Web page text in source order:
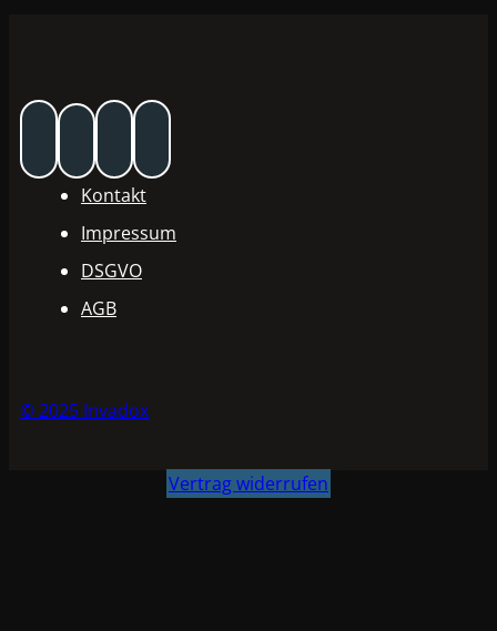
Kontakt
Impressum
DSGVO
AGB
© 2025 Invadox
Vertrag widerrufen